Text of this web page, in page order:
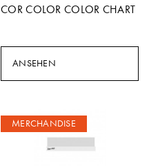
COR COLOR COLOR CHART
ANSEHEN
MERCHANDISE